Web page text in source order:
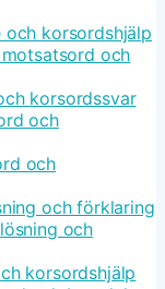
och korsordshjälp
och
korsordssvar
och
och
och förklaring
och
korsordshjälp